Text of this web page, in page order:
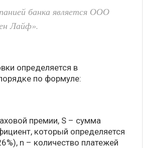
банка является ООО
Лайф».
определяется в
по формуле:
премии, S – сумма
который определяется
n – количество платежей